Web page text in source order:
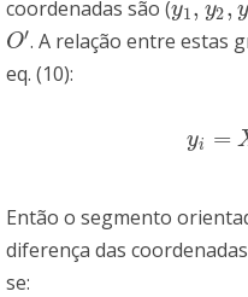
coordenadas são (y1, y2, y
y1,y2,y 3
O′
O′. A relação entre estas
eq. (10):
yi =
yi= Xi+
Então o segmento
diferença das
se: